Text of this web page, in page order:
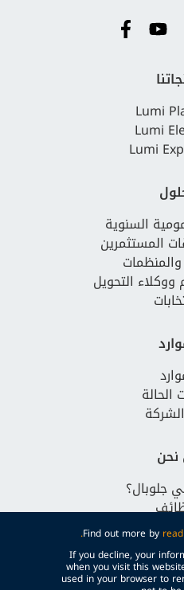
Find out more by
If you decline, your
when you visit this
used in your browser to
Lumi
Lumi
Lumi
السنوية
المستثمرين
التحويل
الحالة
جلوبال؟
معنا